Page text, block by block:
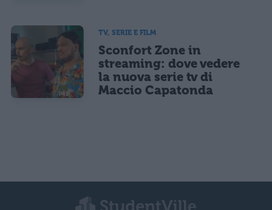
TV, SERIE E FILM
Sconfort Zone in
streaming: dove vedere
la nuova serie tv di
Maccio Capatonda